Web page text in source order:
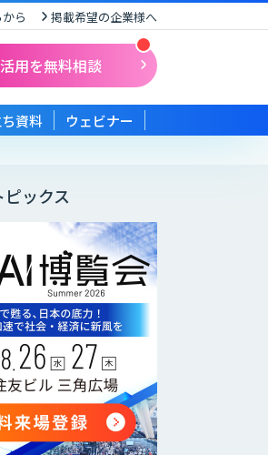
ら 掲載希望の企業様へ
用を無料相談
資料 ウェビナー
ピックス